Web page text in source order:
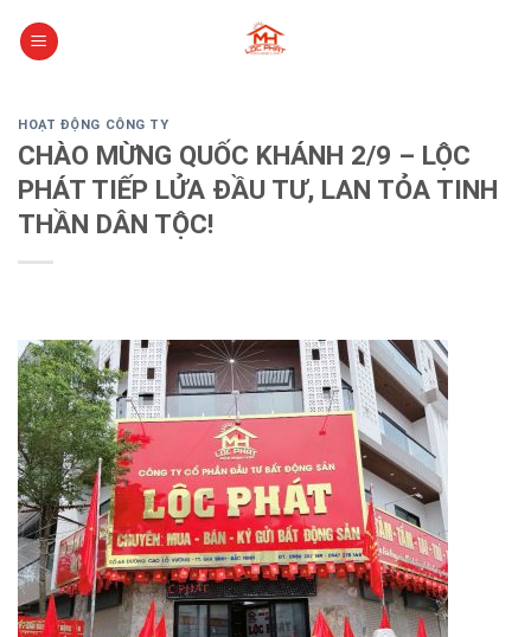
HOẠT ĐỘNG CÔNG TY
CHÀO MỪNG QUỐC KHÁNH 2/9 – LỘC
PHÁT TIẾP LỬA ĐẦU TƯ, LAN TỎA TINH
THẦN DÂN TỘC!